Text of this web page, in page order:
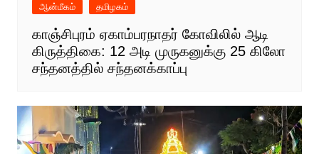
ஆன்மீகம் தமிழகம்
காஞ்சிபுரம் ஏகாம்பரநாதர் கோவிலில் ஆடி
கிருத்திகை: 12 அடி முருகனுக்கு 25 கிலோ
சந்தனத்தில் சந்தனக்காப்பு